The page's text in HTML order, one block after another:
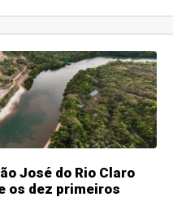
José do Rio Claro
os dez primeiros